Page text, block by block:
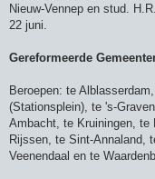
Nieuw-Vennep en stud.
22 juni.
Gereformeerde
Beroepen: te
(Stationsplein), te 's-
Ambacht, te Kruiningen, te
Rijssen, te Sint-Annaland,
Veenendaal en te